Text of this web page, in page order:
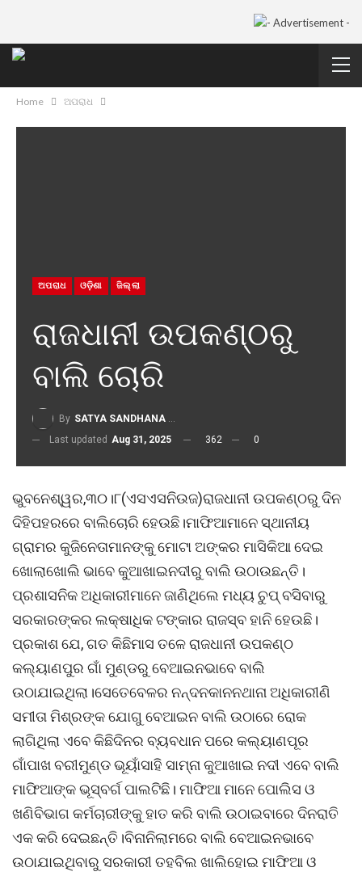
Home ଅପରାଧ
ଅପରାଧ ଓଡ଼ିଶା ଜିଲ୍ଲା
ରାଜଧାନୀ ଉପକଣ୍ଠରୁ
ବାଲି ଚୋରି
By SATYA SANDHANA DESK
Last updated Aug 31, 2025 362 0
ଭୁବନେଶ୍ୱର,୩୦।୮(ଏସଏସନିଉଜ)ରାଜଧାନୀ ଉପକଣ୍ଠରୁ ଦିନ
ଦିହିପହରରେ ବାଲିଚୋରି ହେଉଛି।ମାଫିଆମାନେ ସ୍ଥାନୀୟ
ଗ୍ରାମର କୁଜିନେତାମାନଙ୍କୁ ମୋଟା ଅଙ୍କର ମାସିକିଆ ଦେଇ
ଖୋଲାଖୋଲି ଭାବେ କୁଆଖାଇନଦୀରୁ ବାଲି ଉଠାଉଛନ୍ତି।
ପ୍ରଶାସନିକ ଅଧିକାରୀମାନେ ଜାଣିଥିଲେ ମଧ୍ୟ ଚୁପ୍ ବସିବାରୁ
ସରକାରଙ୍କର ଲକ୍ଷାଧିକ ଟଙ୍କାର ରାଜସ୍ବ ହାନି ହେଉଛି।
ପ୍ରକାଶ ଯେ, ଗତ କିଛିମାସ ତଳେ ରାଜଧାନୀ ଉପକଣ୍ଠ
କଲ୍ୟାଣପୁର ଗାଁ ମୁଣ୍ଡରୁ ବେଆଇନଭାବେ ବାଲି
ଉଠାଯାଇଥିଲା।ସେତେବେଳର ନନ୍ଦନକାନନଥାନା ଅଧିକାରୀଣି
ସମୀତା ମିଶ୍ରଙ୍କ ଯୋଗୁ ବେଆଇନ ବାଲି ଉଠାରେ ରୋକ
ଲାଗିଥିଲା ଏବେ କିଛିଦିନର ବ୍ୟବଧାନ ପରେ କଲ୍ୟାଣପୂର
ଗାଁପାଖ ବରୀମୁଣ୍ଡ ଭୂୟାଁସାହି ସାମ୍ନା କୁଆଖାଇ ନଦୀ ଏବେ ବାଲି
ମାଫିଆଙ୍କ ଭୂସ୍ବର୍ଗ ପାଲଟିଛି। ମାଫିଆ ମାନେ ପୋଲିସ ଓ
ଖଣିବିଭାଗ କର୍ମଚାରୀଙ୍କୁ ହାତ କରି ବାଲି ଉଠାଇବାରେ ଦିନରାତି
ଏକ କରି ଦେଇଛନ୍ତି।ବିନାନିଲାମରେ ବାଲି ବେଆଇନଭାବେ
ଉଠାଯାଇଥିବାରୁ ସରକାରୀ ତହବିଲ ଖାଲିହୋଇ ମାଫିଆ ଓ